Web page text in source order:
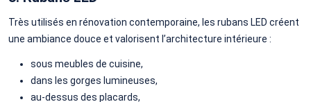
Très utilisés en rénovation contemporaine, les rubans LED créent
une ambiance douce et valorisent l’architecture intérieure :
sous meubles de cuisine,
dans les gorges lumineuses,
au-dessus des placards,